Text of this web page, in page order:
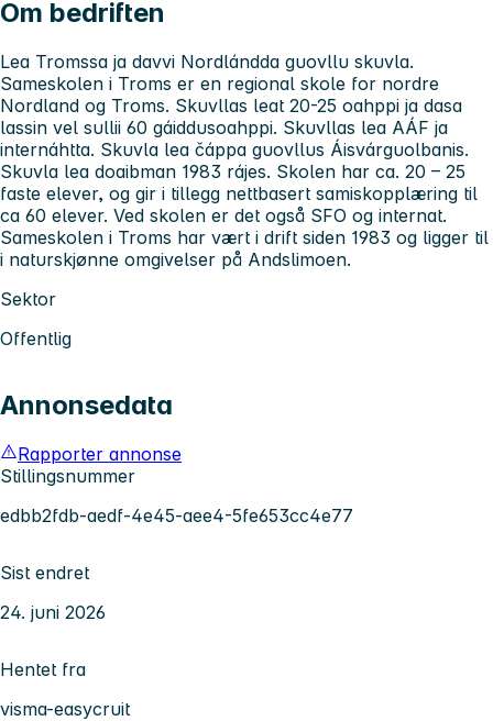
Om bedriften
Lea Tromssa ja davvi Nordlándda guovllu skuvla.
Sameskolen i Troms er en regional skole for nordre
Nordland og Troms. Skuvllas leat 20-25 oahppi ja dasa
lassin vel sullii 60 gáiddusoahppi. Skuvllas lea AÁF ja
internáhtta. Skuvla lea čáppa guovllus Áisvárguolbanis.
Skuvla lea doaibman 1983 rájes. Skolen har ca. 20 – 25
faste elever, og gir i tillegg nettbasert samiskopplæring til
ca 60 elever. Ved skolen er det også SFO og internat.
Sameskolen i Troms har vært i drift siden 1983 og ligger til
i naturskjønne omgivelser på Andslimoen.
Sektor
Offentlig
Annonsedata
Rapporter annonse
Stillingsnummer
edbb2fdb-aedf-4e45-aee4-5fe653cc4e77
Sist endret
24. juni 2026
Hentet fra
visma-easycruit